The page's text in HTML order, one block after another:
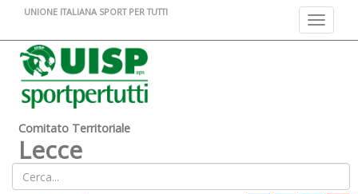
Toggle
UNIONE ITALIANA SPORT PER TUTTI
Comitato Territoriale
Lecce